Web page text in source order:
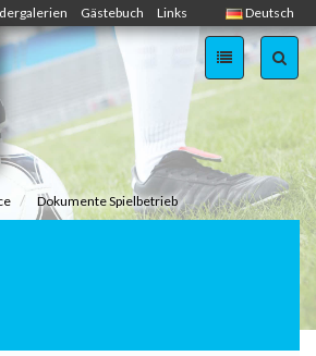
Deutsch
Gästebuch Links
Dokumente Spielbetrieb